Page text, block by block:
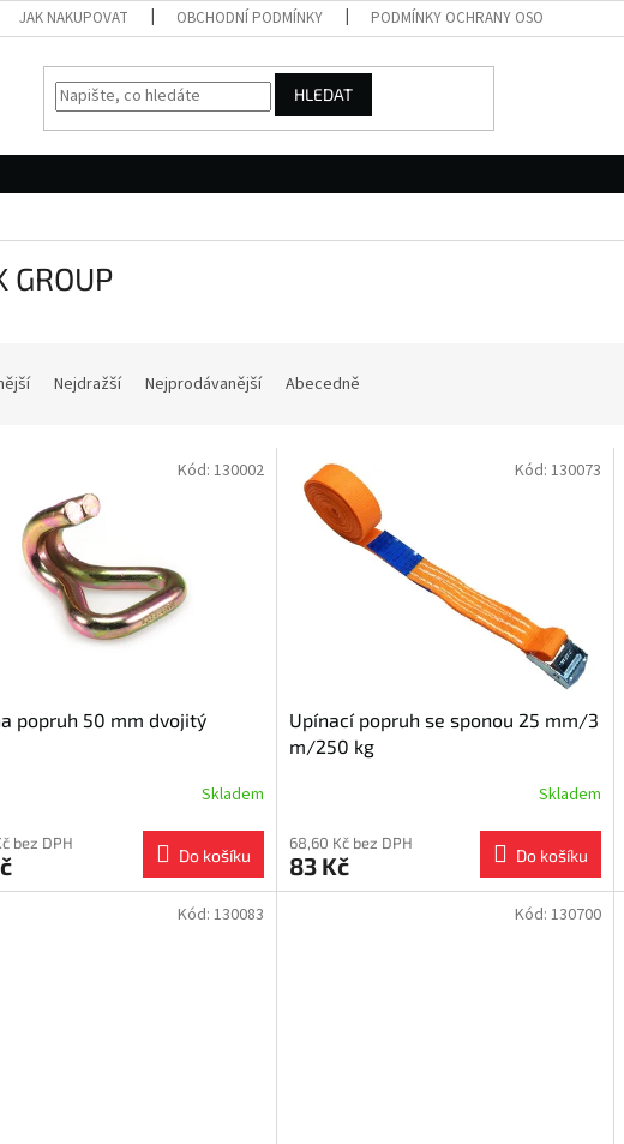
JAK NAKUPOVAT OBCHODNÍ PODMÍNKY PODMÍNKY OCHRANY OSOBNÍCH ÚDAJŮ
HLEDAT
GROUP
Nejdražší Nejprodávanější Abecedně
popruh 50 mm dvojitý
Skladem
bez DPH
Do košíku
Kód: 130002
Upínací popruh se sponou 25 mm/3
m/250 kg
Skladem
68,60 Kč bez DPH
83 Kč Do košíku
Kód: 130073
Kód: 130083 Kód: 130700